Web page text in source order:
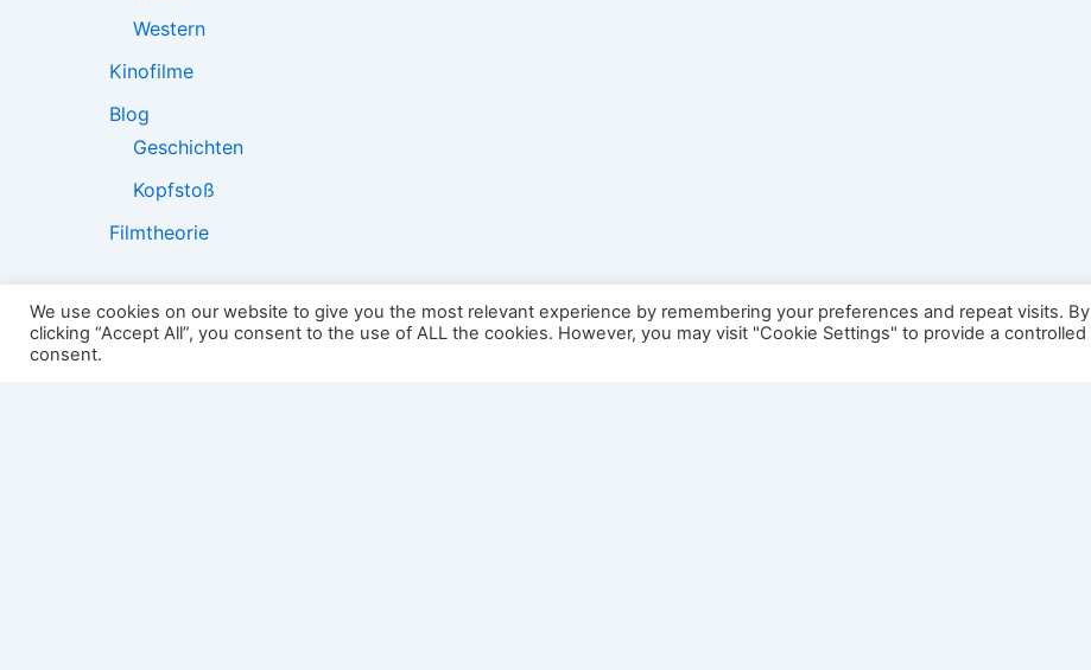
Western
Kinofilme
Blog
Geschichten
Kopfstoß
Filmtheorie
2501:
We use cookies on our website to give you the most relevant experience by remembering your preferences and repeat visits. By
clicking “Accept All”, you consent to the use of ALL the cookies. However, you may visit "Cookie Settings" to provide a controlled
consent.